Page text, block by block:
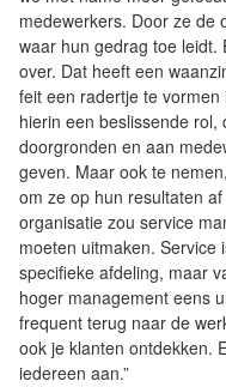
medewerkers. Door ze de
waar hun gedrag toe leidt.
over. Dat heeft een
feit een radertje te
hierin een beslissende
doorgronden en aan
geven. Maar ook te
om ze op hun resultaten
organisatie zou service
moeten uitmaken. Service
specifieke afdeling, maar
hoger management eens
frequent terug naar de
ook je klanten ontdekken.
iedereen aan.”